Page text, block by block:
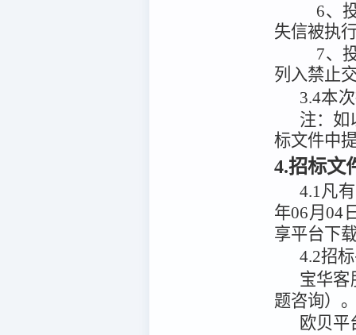
6、
失信被执
7、
列入禁止
3.4本
注： 如
标文件中
4.招标文
4.1 凡
年06月04
享平台下
4.2招
宝华客
题咨询）
欧贝平